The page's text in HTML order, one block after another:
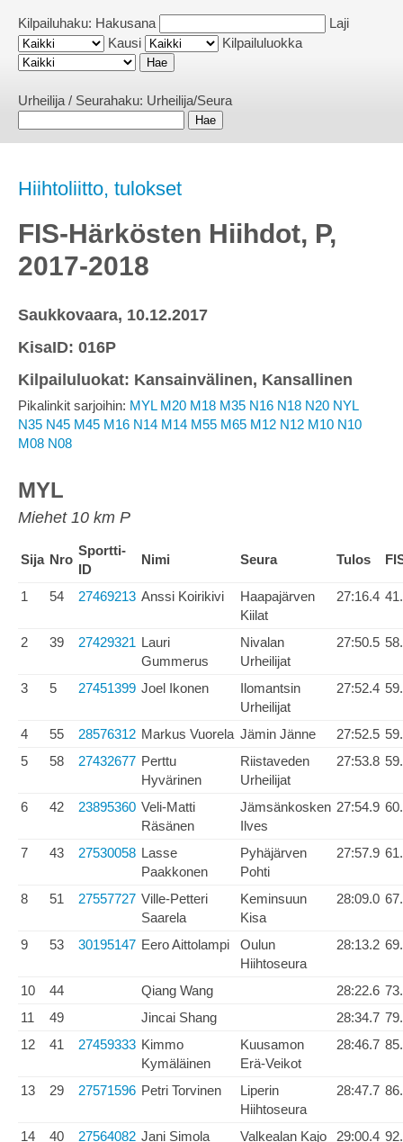
Kilpailuhaku: Hakusana
Laji
Kausi
Kilpailuluokka
Urheilija / Seurahaku: Urheilija/Seura
Hiihtoliitto, tulokset
FIS-Härkösten Hiihdot, P,
2017-2018
Saukkovaara, 10.12.2017
KisaID: 016P
Kilpailuluokat: Kansainvälinen, Kansallinen
Pikalinkit sarjoihin: MYL M20 M18 M35 N16 N18 N20 NYL
N35 N45 M45 M16 N14 M14 M55 M65 M12 N12 M10 N10
M08 N08
MYL
Miehet 10 km P
Sija Nro
Sportti-
ID
Nimi Seura Tulos
1 54 27469213 Anssi Koirikivi
Haapajärven
Kiilat
27:16.4
2 39 27429321 Lauri
Gummerus
Nivalan
Urheilijat
27:50.5
3 5 27451399 Joel Ikonen
Ilomantsin
Urheilijat
27:52.4
4 55 28576312 Markus Vuorela Jämin Jänne 27:52.5
5
58 27432677 Perttu
Hyvärinen
Riistaveden
Urheilijat
27:53.8
6 42 23895360 Veli-Matti
Räsänen
Jämsänkosken
Ilves
27:54.9
7 43 27530058 Lasse
Paakkonen
Pyhäjärven
Pohti
27:57.9
8 51 27557727 Ville-Petteri
Saarela
Keminsuun
Kisa
28:09.0
9 53 30195147 Eero Aittolampi
Oulun
Hiihtoseura
28:13.2
10 44 Qiang Wang 28:22.6
11
49 Jincai Shang 28:34.7
12
41 27459333 Kimmo
Kymäläinen
Kuusamon
Erä-Veikot
28:46.7
13 29 27571596 Petri Torvinen
Liperin
Hiihtoseura
28:47.7
14 40 27564082 Jani Simola Valkealan Kajo 29:00.4